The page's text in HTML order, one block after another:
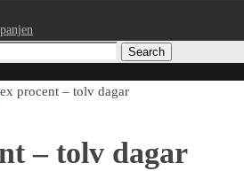
Search
procent – tolv dagar
– tolv dagar